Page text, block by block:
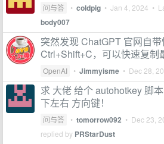
问与答 • coldpig • Jan 4, 2024 •
body007
突然发现 ChatGPT 官网自
Ctrl+Shift+C，可以快速复制
OpenAI • Jimmyisme • Dec 28,
求 大佬 给个 autohotkey 脚
下左右 方向键！
问与答 • tomorrow092 • Dec 23,
replied by PRStarDust